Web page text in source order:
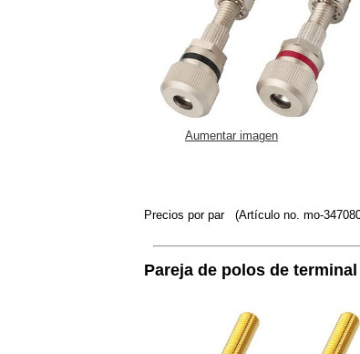
Aumentar imagen
Precios por par (Artículo no. mo-
Pareja de polos de